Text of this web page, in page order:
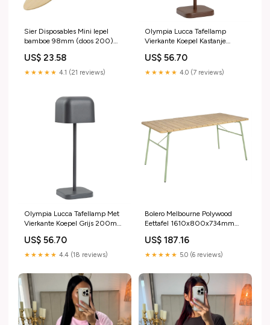
Sier Disposables Mini lepel
bamboe 98mm (doos 200)
generator
US$ 23.58
★★★★★ 4.1 (21 reviews)
Olympia Lucca Tafellamp
Vierkante Koepel Kastanje
US$ 56.70
★★★★★ 4.0 (7 reviews)
Olympia Lucca Tafellamp Met
Vierkante Koepel Grijs 200mm
US$ 56.70
★★★★★ 4.4 (18 reviews)
Bolero Melbourne Polywood
Eettafel 1610x800x734mm
US$ 187.16
★★★★★ 5.0 (6 reviews)